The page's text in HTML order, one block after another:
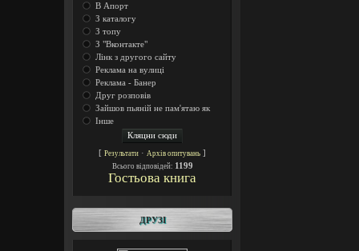
В Апорт
З каталогу
З топу
З "Вконтакте"
Лінк з другого сайту
Реклама на вулиці
Реклама - Банер
Друг розповів
Зайшов пьяній не пам'ятаю як
Інше
[ Результати · Архів опитувань ]
Всього відповідей: 1199
Гостьова книга
ДРУЗІ